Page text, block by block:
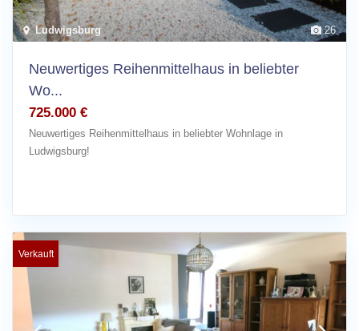
26
Ludwigsburg
Neuwertiges Reihenmittelhaus in beliebter
Wo...
725.000 €
Neuwertiges Reihenmittelhaus in beliebter Wohnlage in
Ludwigsburg!
Verkauft